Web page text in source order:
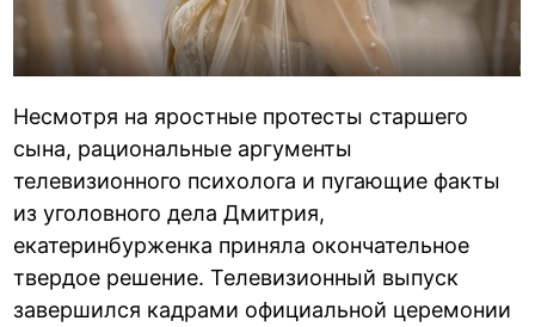
Несмотря на яростные протесты старшего
сына, рациональные аргументы
телевизионного психолога и пугающие факты
из уголовного дела Дмитрия,
екатеринбурженка приняла окончательное
твердое решение. Телевизионный выпуск
завершился кадрами официальной церемонии